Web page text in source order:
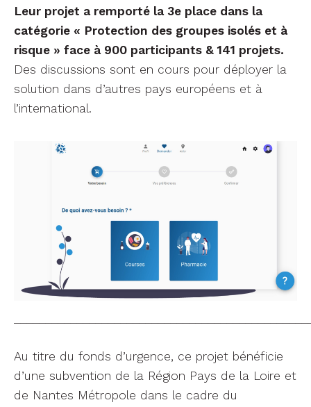
Leur projet a remporté la 3e place dans la
catégorie « Protection des groupes isolés et à
risque » face à 900 participants & 141 projets.
Des discussions sont en cours pour déployer la
solution dans d’autres pays européens et à
l’international.
Au titre du fonds d’urgence, ce projet bénéficie
d’une subvention de la Région Pays de la Loire et
de Nantes Métropole dans le cadre du